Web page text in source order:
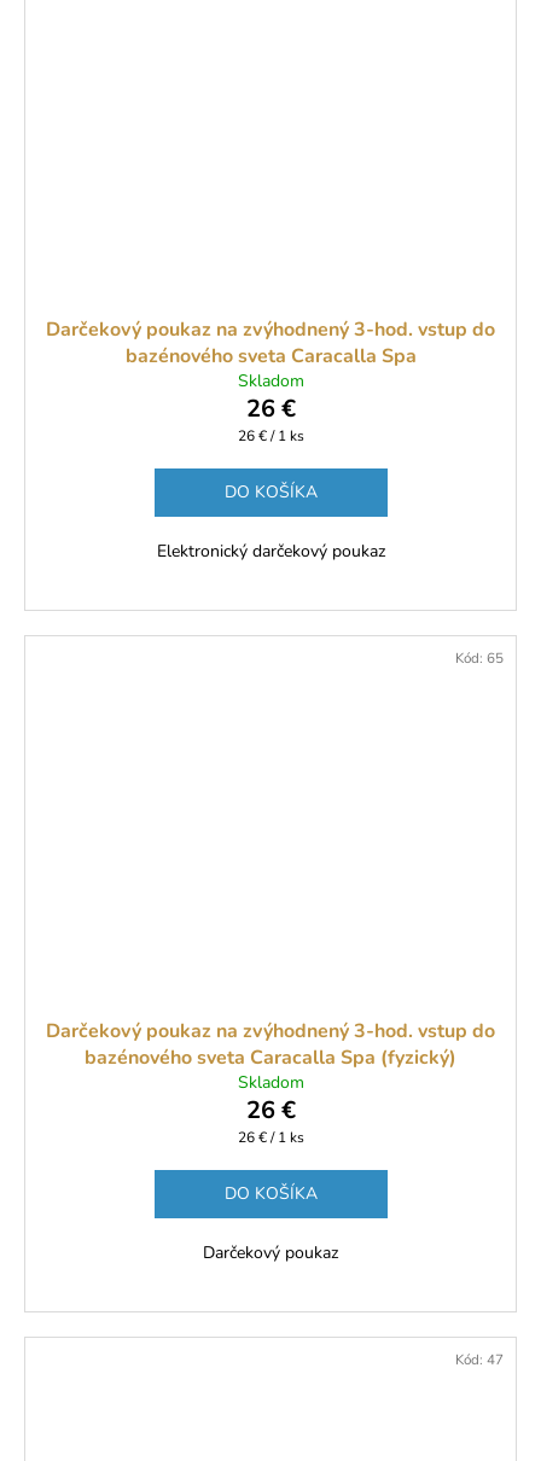
Darčekový poukaz na zvýhodnený 3-hod. vstup do
bazénového sveta Caracalla Spa
Skladom
26 €
Jednotková
26 € / 1 ks
DO KOŠÍKA
Elektronický darčekový poukaz
Darčekový poukaz na zvýhodnený 3-hod. vstup do
bazénového sveta Caracalla Spa (fyzický)
Skladom
26 €
Jednotková
26 € / 1 ks
DO KOŠÍKA
Darčekový poukaz
Kód: 65
Kód: 47